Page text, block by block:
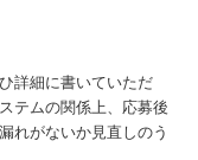
詳細に書いていただ
テムの関係上、応募後
れがないか見直しのう